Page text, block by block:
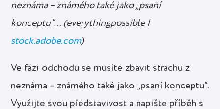
neznáma – známého také jako „psaní
konceptu“… (everythingpossible |
stock.adobe.com)
Ve fázi odchodu se musíte zbavit strachu z
neznáma – známého také jako „psaní konceptu“.
Využijte svou představivost a napište příběh s